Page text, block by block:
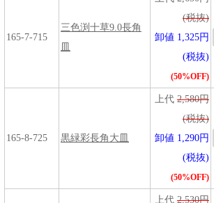
165-7-715
三色渕十草9.0長角
(税抜)
卸値 1,325円
(税抜)
(50%OFF)
165-8-725 黒緑彩長角大皿
上代 2,580円
(税抜)
卸値 1,290円
(税抜)
(50%OFF)
上代 2,530円